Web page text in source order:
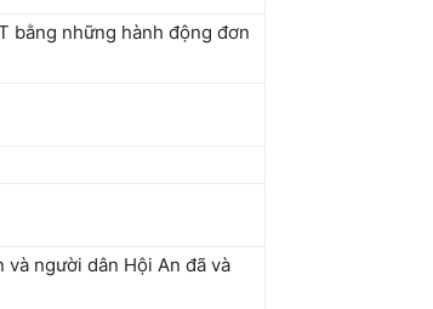
bằng những hành động đơn
người dân Hội An đã và